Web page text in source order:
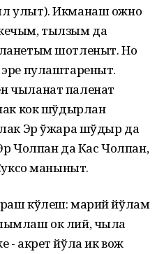
улыт). Икманаш ожно
тылзым да
шотленыт. Но
пулаштареныт.
чыланат паленат
кок шўдырлан
Эр ўжара шўдыр да
Чолпан да Кас Чолпан,
маныныт.
кўлеш: марий йўлам
ок лий, чыла
- акрет йўла ик вож